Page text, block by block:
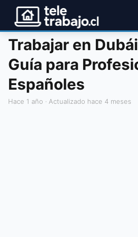
Trabajar en
Guía para
Españoles
hace 1 año · Actualizado hace 4 meses